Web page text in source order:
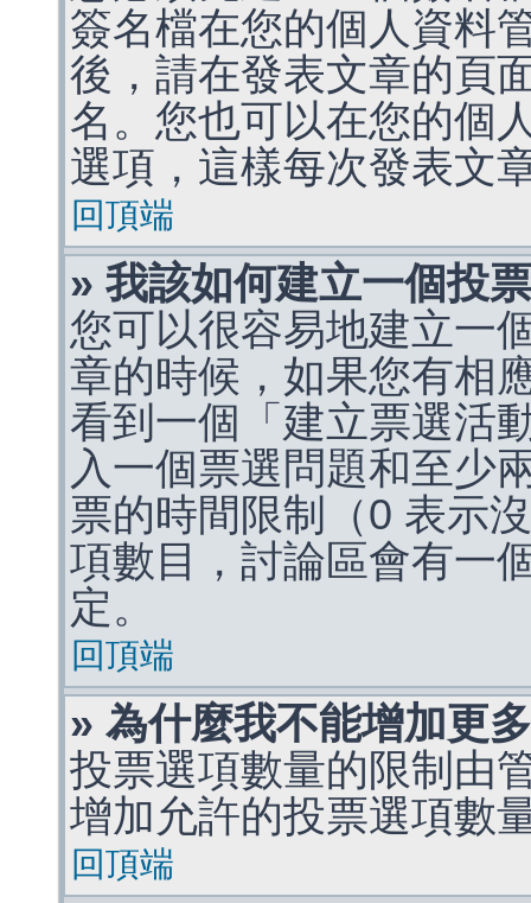
簽名檔在您的個人資料
後，請在發表文章的頁
名。您也可以在您的個
選項，這樣每次發表文
回頂端
» 我該如何建立一個投
您可以很容易地建立一
章的時候，如果您有相
看到一個「建立票選活
入一個票選問題和至少
票的時間限制（0 表示
項數目，討論區會有一
定。
回頂端
» 為什麼我不能增加更
投票選項數量的限制由
增加允許的投票選項數
回頂端